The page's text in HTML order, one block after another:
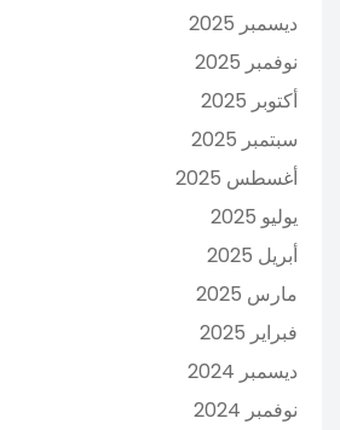
ديسمبر 2025
نوفمبر 2025
أكتوبر 2025
سبتمبر 2025
أغسطس 2025
يوليو 2025
أبريل 2025
مارس 2025
فبراير 2025
ديسمبر 2024
نوفمبر 2024